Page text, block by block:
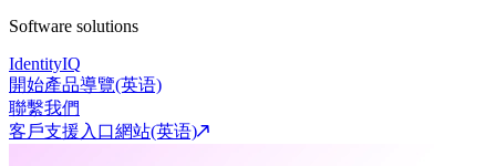
Software solutions
IdentityIQ
開始產品導覽(英语)
聯繫我們
客戶支援入口網站(英语)